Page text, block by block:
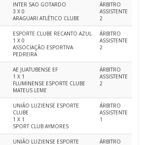
INTER SAO GOTARDO
3 X 0
ARAGUARI ATLÉTICO CLUBE
ÁRBITRO
ASSISTENTE
2
ESPORTE CLUBE RECANTO AZUL
1 X 0
ASSOCIAÇÃO ESPORTIVA
PEDREIRA
ÁRBITRO
ASSISTENTE
2
AE JUATUBENSE EF
1 X 1
FLUMINENSE ESPORTE CLUBE
MATEUS LEME
ÁRBITRO
ASSISTENTE
2
UNIÃO LUZIENSE ESPORTE
CLUBE
1 X 1
SPORT CLUB AYMORES
ÁRBITRO
ASSISTENTE
1
UNIÃO LUZIENSE ESPORTE ÁRBITRO